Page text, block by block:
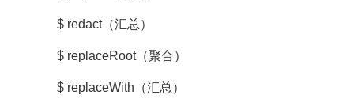
$ redact（汇总）
$ replaceRoot（聚合）
$ replaceWith（汇总）